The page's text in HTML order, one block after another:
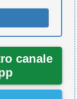
canale